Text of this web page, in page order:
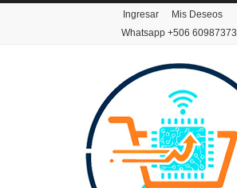
Ingresar
Mis Deseos
Whatsapp+506 60987373